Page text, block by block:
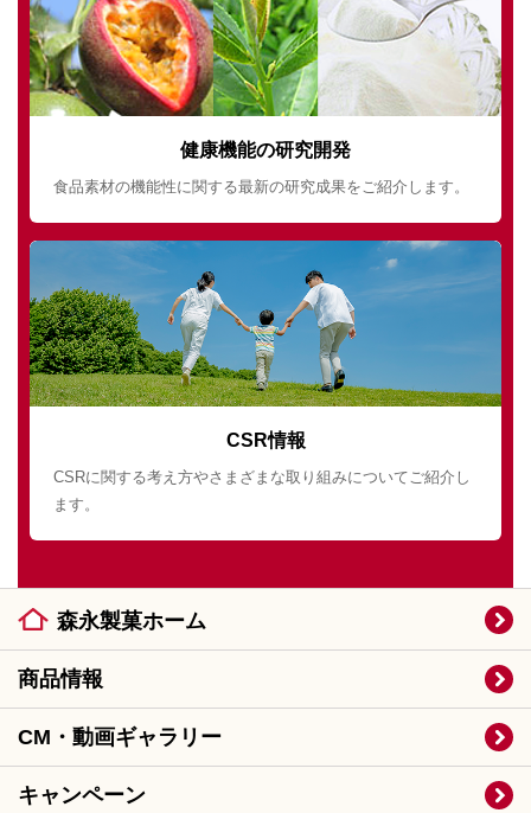
健康機能の研究開発
食品素材の機能性に関する最新の研究成果をご紹介します。
CSR情報
CSRに関する考え方やさまざまな取り組みについてご紹介し
ます。
森永製菓ホーム
商品情報
CM・動画ギャラリー
キャンペーン